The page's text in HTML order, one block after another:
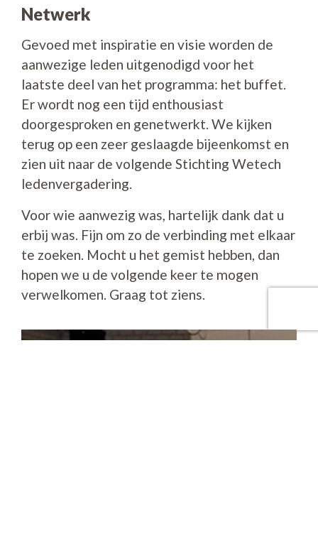
Netwerk
Gevoed met inspiratie en visie worden de
aanwezige leden uitgenodigd voor het
laatste deel van het programma: het buffet.
Er wordt nog een tijd enthousiast
doorgesproken en genetwerkt. We kijken
terug op een zeer geslaagde bijeenkomst en
zien uit naar de volgende Stichting Wetech
ledenvergadering.
Voor wie aanwezig was, hartelijk dank dat u
erbij was. Fijn om zo de verbinding met elkaar
te zoeken. Mocht u het gemist hebben, dan
hopen we u de volgende keer te mogen
verwelkomen. Graag tot ziens.